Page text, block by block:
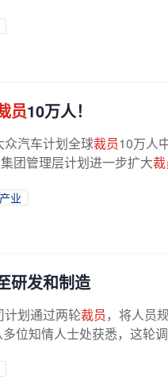
员10万人！
众汽车计划全球裁员10万人
团管理层计划进一步扩大
业
研发和制造
计划通过两轮裁员 ，将人员
位知情人士处获悉，这轮